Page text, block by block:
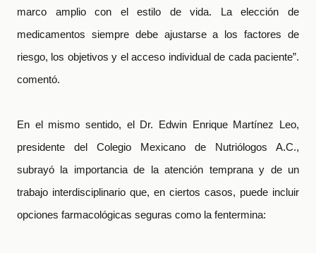
marco amplio con el estilo de vida. La elección de
medicamentos siempre debe ajustarse a los factores de
riesgo, los objetivos y el acceso individual de cada paciente”.
comentó.
En el mismo sentido, el Dr. Edwin Enrique Martínez Leo,
presidente del Colegio Mexicano de Nutriólogos A.C.,
subrayó la importancia de la atención temprana y de un
trabajo interdisciplinario que, en ciertos casos, puede incluir
opciones farmacológicas seguras como la fentermina: